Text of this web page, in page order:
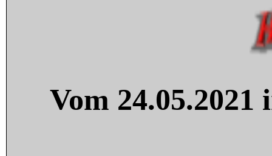
Vom